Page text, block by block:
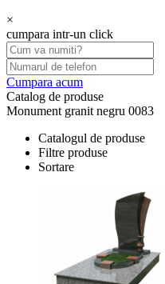
×
cumpara intr-un click
Cumpara acum
Catalog de produse
Monument granit negru 0083
Catalogul de produse
Filtre produse
Sortare